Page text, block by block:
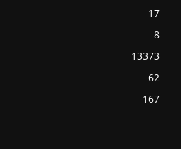
17
8
13373
62
167